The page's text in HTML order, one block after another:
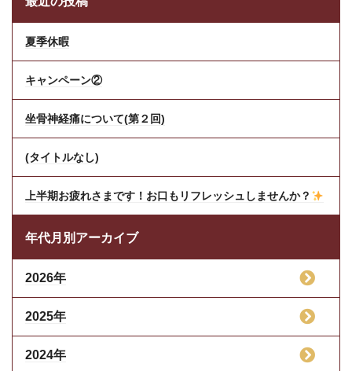
夏季休暇
キャンペーン②
坐骨神経痛について(第２回)
(タイトルなし)
上半期お疲れさまです！お口もリフレッシュしませんか？
年代月別アーカイブ
2026年
2025年
2024年